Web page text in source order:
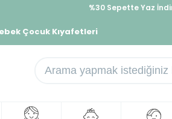
%30 Sepette Yaz
Çocuk Kıyafetleri